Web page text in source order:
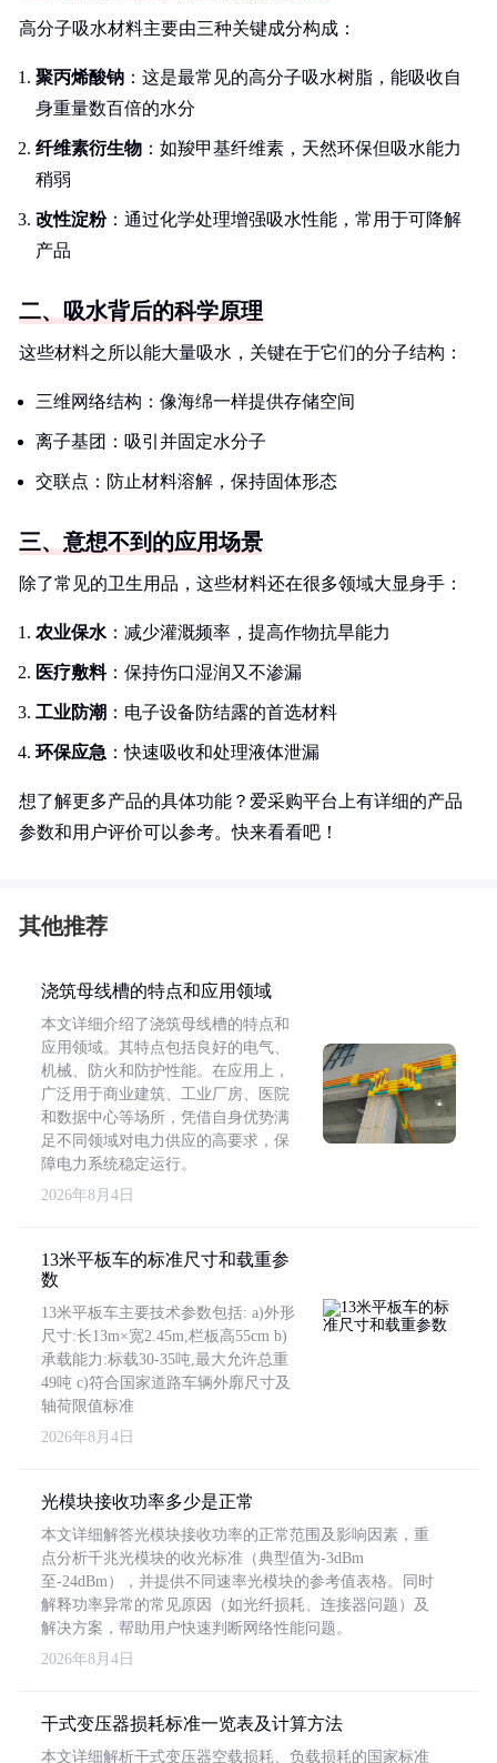
高分子吸水材料主要由三种关键成分构成：
聚丙烯酸钠 ：这是最常见的高分子吸水树脂，能吸收自
身重量数百倍的水分
纤维素衍生物 ：如羧甲基纤维素，天然环保但吸水能力
稍弱
改性淀粉：通过化学处理增强吸水性能，常用于可降解
产品
二、吸水背后的科学原理
这些材料之所以能大量吸水，关键在于它们的分子结构：
三维网络结构：像海绵一样提供存储空间
离子基团：吸引并固定水分子
交联点：防止材料溶解，保持固体形态
三、意想不到的应用场景
除了常见的卫生用品，这些材料还在很多领域大显身手：
农业保水 ：减少灌溉频率，提高作物抗旱能力
医疗敷料：保持伤口湿润又不渗漏
工业防潮 ：电子设备防结露的首选材料
环保应急 ：快速吸收和处理液体泄漏
想了解更多产品的具体功能？爱采购平台上有详细的产品
参数和用户评价可以参考。快来看看吧！
其他推荐
浇筑母线槽的特点和应用领域
本文详细介绍了浇筑母线槽的特点和
应用领域。其特点包括良好的电气、
机械、防火和防护性能。在应用上，
广泛用于商业建筑、工业厂房、医院
和数据中心等场所，凭借自身优势满
足不同领域对电力供应的高要求，保
障电力系统稳定运行。
2026年8月4日
13米平板车的标准尺寸和载重参
数
13米平板车主要技术参数包括: a)外形
尺寸:长13m×宽2.45m,栏板高55cm b)
承载能力:标载30-35吨,最大允许总重
49吨 c)符合国家道路车辆外廓尺寸及
轴荷限值标准
2026年8月4日
光模块接收功率多少是正常
本文详细解答光模块接收功率的正常范围及影响因素，重
点分析千兆光模块的收光标准（典型值为-3dBm
至-24dBm），并提供不同速率光模块的参考值表格。同时
解释功率异常的常见原因（如光纤损耗、连接器问题）及
解决方案，帮助用户快速判断网络性能问题。
2026年8月4日
干式变压器损耗标准一览表及计算方法
本文详细解析干式变压器空载损耗、负载损耗的国家标准